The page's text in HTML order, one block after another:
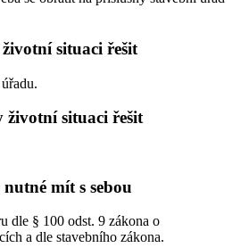
situaci řešit
životní situaci řešit
mít s sebou
dle § 100 odst. 9 zákona o
a dle stavebního zákona.